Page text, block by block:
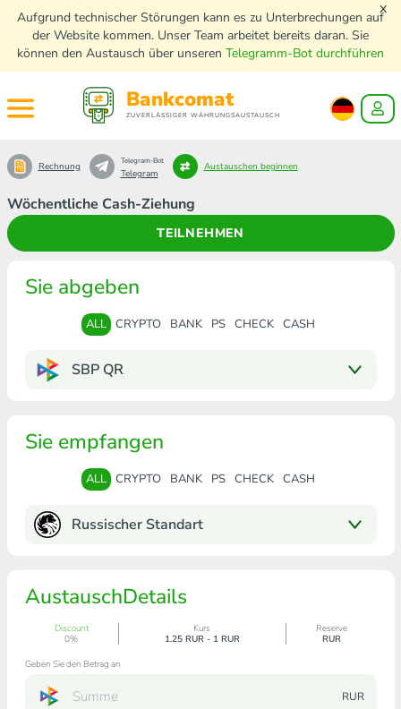
Aufgrund technischer Störungen kann es zu Unterbrechungen auf
der Website kommen. Unser Team arbeitet bereits daran. Sie
können den Austausch über unseren Telegramm-Bot durchführen
x
Bankcomat
ZUVERLÄSSIGER WÄHRUNGSAUSTAUSCH
Wöchentliche Cash-Ziehung
TEILNEHMEN
Rechnung Telegram-Bot
Telegram
Austauschen beginnen
Sie abgeben
ALL CRYPTO BANK PS CHECK CASH
SBP QR
Sie empfangen
ALL CRYPTO BANK PS CHECK CASH
Russischer Standart
AustauschDetails
Discount
0%
Kurs
1.25 RUR - 1 RUR
Reserve
RUR
Geben Sie den Betrag an
RUR